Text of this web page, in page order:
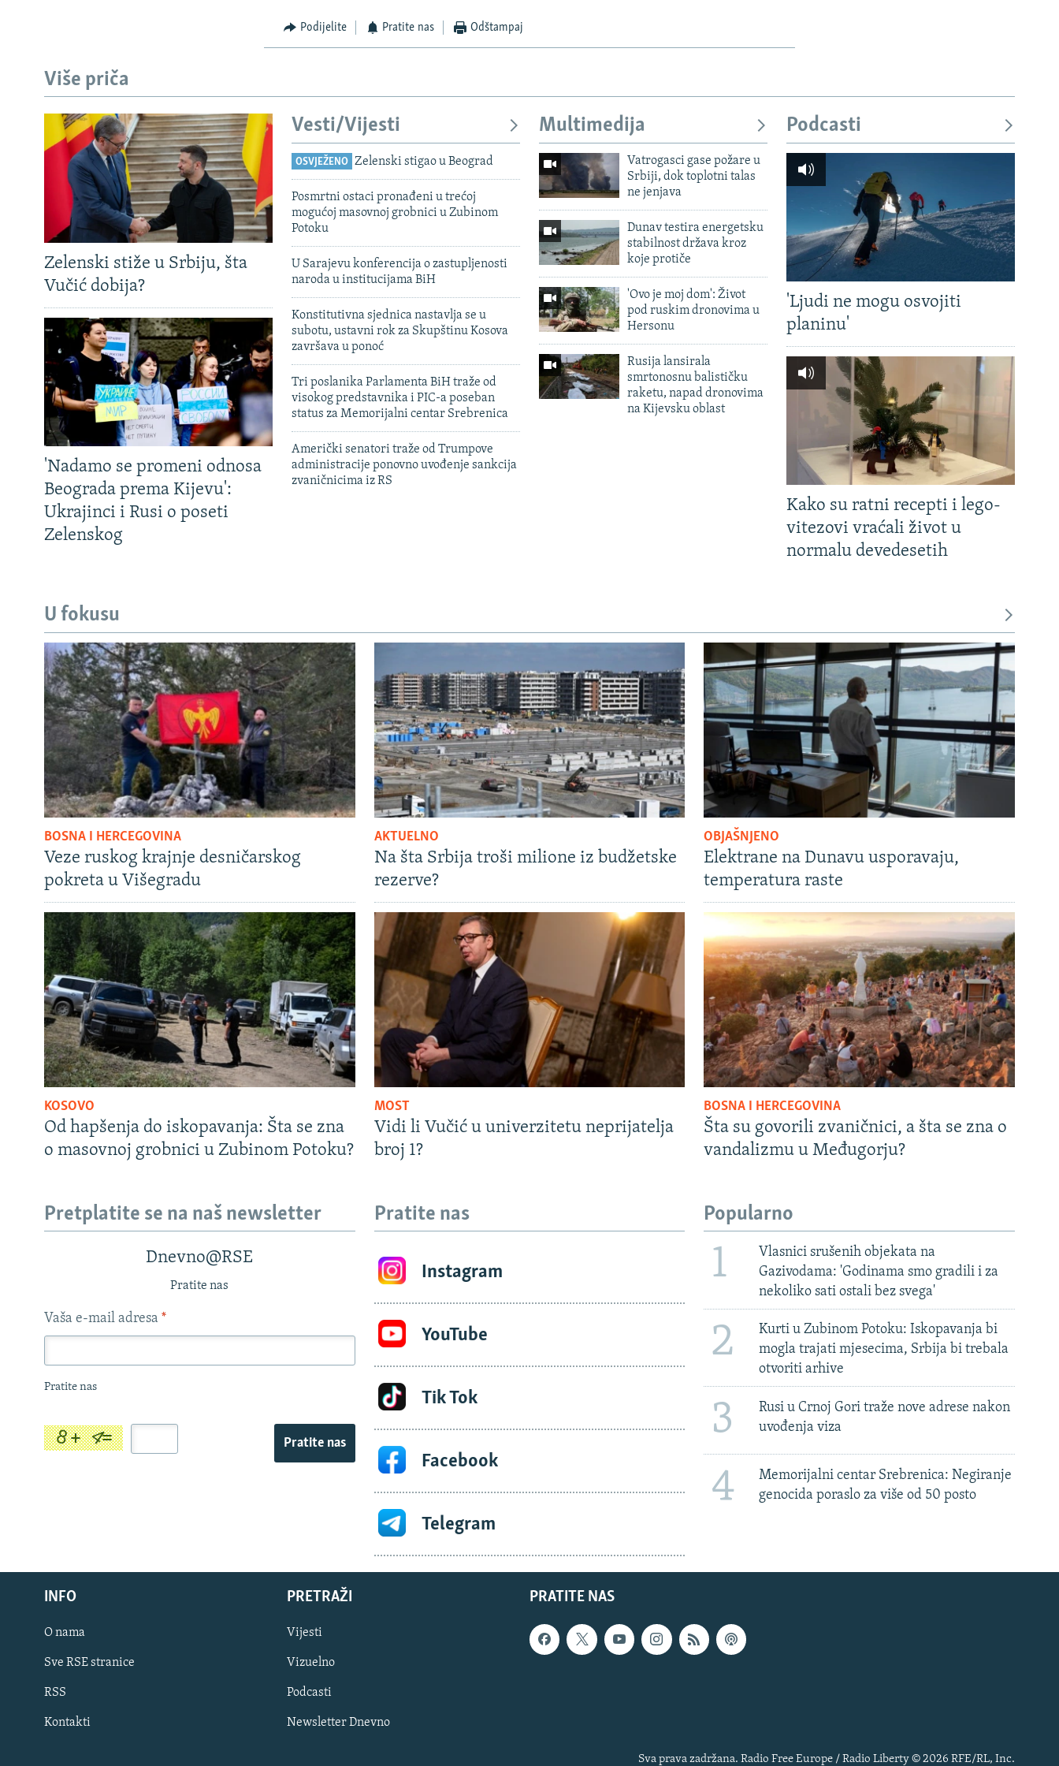
VIŠE OD NASLOVA
GENOCID U SREBRENICI
POPLAVE I KLIZIŠTA U BIH 2024.
TV LIBERTY
POST SCRIPTUM
MOJA EVROPA
TRI DECENIJE OD RATA U BIH
SVE KARTE DEJTONA
Podijelite Pratite nas Odštampaj
Više priča
Zelenski stiže u Srbiju, šta
Vučić dobija?
'Nadamo se promeni odnosa
Beograda prema Kijevu':
Ukrajinci i Rusi o poseti
Zelenskog
Vesti/Vijesti
OSVJEŽENO Zelenski stigao u Beograd
Posmrtni ostaci pronađeni u trećoj
mogućoj masovnoj grobnici u Zubinom
Potoku
U Sarajevu konferencija o zastupljenosti
naroda u institucijama BiH
Konstitutivna sjednica nastavlja se u
subotu, ustavni rok za Skupštinu Kosova
završava u ponoć
Tri poslanika Parlamenta BiH traže od
visokog predstavnika i PIC-a poseban
status za Memorijalni centar Srebrenica
Američki senatori traže od Trumpove
administracije ponovno uvođenje sankcija
zvaničnicima iz RS
Multimedija
Vatrogasci gase požare u
Srbiji, dok toplotni talas
ne jenjava
Dunav testira energetsku
stabilnost država kroz
koje protiče
'Ovo je moj dom': Život
pod ruskim dronovima u
Hersonu
Rusija lansirala
smrtonosnu balističku
raketu, napad dronovima
na Kijevsku oblast
Podcasti
'Ljudi ne mogu osvojiti
planinu'
Kako su ratni recepti i lego-
vitezovi vraćali život u
normalu devedesetih
U fokusu
BOSNA I HERCEGOVINA
Veze ruskog krajnje desničarskog
pokreta u Višegradu
AKTUELNO
Na šta Srbija troši milione iz budžetske
rezerve?
OBJAŠNJENO
Elektrane na Dunavu usporavaju,
temperatura raste
KOSOVO
Od hapšenja do iskopavanja: Šta se zna
o masovnoj grobnici u Zubinom Potoku?
MOST
Vidi li Vučić u univerzitetu neprijatelja
broj 1?
BOSNA I HERCEGOVINA
Šta su govorili zvaničnici, a šta se zna o
vandalizmu u Međugorju?
Pretplatite se na naš newsletter
Dnevno@RSE
Pratite nas
Vaša e-mail adresa *
Pratite nas
Pratite nas
Pratite nas
Instagram
YouTube
Tik Tok
Facebook
Telegram
Popularno
1
Vlasnici srušenih objekata na
Gazivodama: 'Godinama smo gradili i za
nekoliko sati ostali bez svega'
2
Kurti u Zubinom Potoku: Iskopavanja bi
mogla trajati mjesecima, Srbija bi trebala
otvoriti arhive
3
Rusi u Crnoj Gori traže nove adrese nakon
uvođenja viza
4
Memorijalni centar Srebrenica: Negiranje
genocida poraslo za više od 50 posto
PRATITE NAS
INFO
O nama
Sve RSE stranice
RSS
Kontakti
PRETRAŽI
Vijesti
Vizuelno
Podcasti
Newsletter Dnevno
Sva prava zadržana. Radio Free Europe / Radio Liberty © 2026 RFE/RL, Inc.